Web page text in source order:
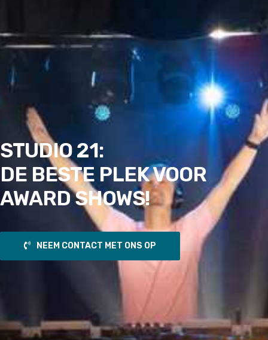
STUDIO 21:
DE BESTE PLEK VOOR
AWARD SHOWS!
NEEM CONTACT MET ONS OP